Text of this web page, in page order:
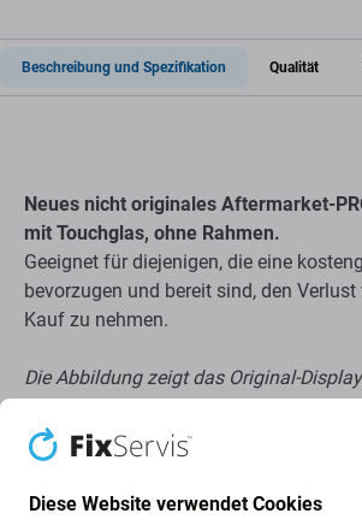
Beschreibung und Spezifikation Qualität
Neues nicht originales Aftermarket-
mit Touchglas, ohne Rahmen.
Geeignet für diejenigen, die eine
bevorzugen und bereit sind, den
Kauf zu nehmen.
Die Abbildung zeigt das Original-
möglicherweise nicht alle Kleinteile
Abbildung zu sehen sind.
Diese Website verwendet Cookies